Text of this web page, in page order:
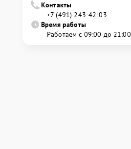
Контакты
+7 (491) 243-42-03
Время работы
Работаем с 09:00 до 21:00